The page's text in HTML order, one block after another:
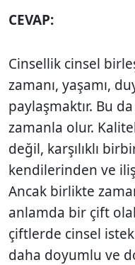
CEVAP:
Cinsellik cinsel
zamanı, yaşamı,
paylaşmaktır. Bu
zamanla olur.
değil, karşılıklı
kendilerinden ve
Ancak birlikte
anlamda bir çift
çiftlerde cinsel
daha doyumlu ve